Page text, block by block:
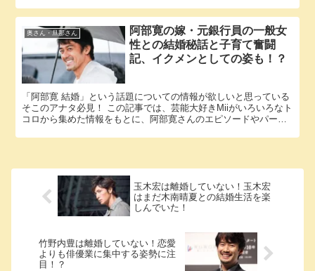
奥さん・旦那さん
阿部寛の嫁・元銀行員の一般女
性との結婚秘話と子育て奮闘
記、イクメンとしての姿も！？
「阿部寛 結婚」という話題についての情報が欲しいと思っている
そこのアナタ必見！ この記事では、芸能大好きMiiがいろいろなト
コロから集めた情報をもとに、阿部寛さんのエピソードやパート
玉木宏は離婚していない！玉木宏
はまだ木南晴夏との結婚生活を楽
しんでいた！
竹野内豊は離婚していない！恋愛
よりも俳優業に集中する姿勢に注
目！？